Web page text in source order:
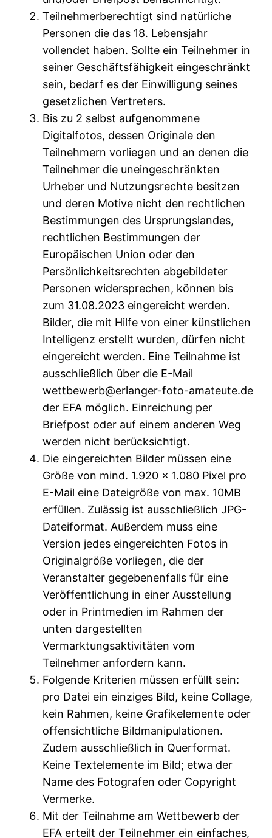
Teilnehmerberechtigt sind natürliche
Personen die das 18. Lebensjahr
vollendet haben. Sollte ein Teilnehmer in
seiner Geschäftsfähigkeit eingeschränkt
sein, bedarf es der Einwilligung seines
gesetzlichen Vertreters.
Bis zu 2 selbst aufgenommene
Digitalfotos, dessen Originale den
Teilnehmern vorliegen und an denen die
Teilnehmer die uneingeschränkten
Urheber und Nutzungsrechte besitzen
und deren Motive nicht den rechtlichen
Bestimmungen des Ursprungslandes,
rechtlichen Bestimmungen der
Europäischen Union oder den
Persönlichkeitsrechten abgebildeter
Personen widersprechen, können bis
zum 31.08.2023 eingereicht werden.
Bilder, die mit Hilfe von einer künstlichen
Intelligenz erstellt wurden, dürfen nicht
eingereicht werden. Eine Teilnahme ist
ausschließlich über die E-Mail
wettbewerb@erlanger-foto-amateute.de
der EFA möglich. Einreichung per
Briefpost oder auf einem anderen Weg
werden nicht berücksichtigt.
Die eingereichten Bilder müssen eine
Größe von mind. 1.920 x 1.080 Pixel pro
E-Mail eine Dateigröße von max. 10MB
erfüllen. Zulässig ist ausschließlich JPG-
Dateiformat. Außerdem muss eine
Version jedes eingereichten Fotos in
Originalgröße vorliegen, die der
Veranstalter gegebenenfalls für eine
Veröffentlichung in einer Ausstellung
oder in Printmedien im Rahmen der
unten dargestellten
Vermarktungsaktivitäten vom
Teilnehmer anfordern kann.
Folgende Kriterien müssen erfüllt sein:
pro Datei ein einziges Bild, keine Collage,
kein Rahmen, keine Grafikelemente oder
offensichtliche Bildmanipulationen.
Zudem ausschließlich in Querformat.
Keine Textelemente im Bild; etwa der
Name des Fotografen oder Copyright
Vermerke.
Mit der Teilnahme am Wettbewerb der
EFA erteilt der Teilnehmer ein einfaches,